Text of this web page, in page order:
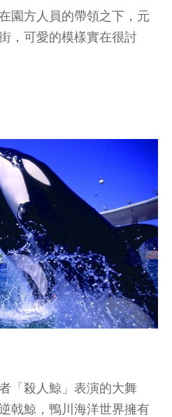
園方人員的帶領之下，元
，可愛的模樣實在很討
「殺人鯨」表演的大舞
戟鯨，鴨川海洋世界擁有